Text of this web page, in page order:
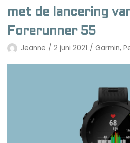
Alle sporthorloges
Activity tracker
Smartwatches
Horloge voor kinderen
Reviews
met de lancering
Forerunner 55
Jeanne 2 juni 2021 Garmin,